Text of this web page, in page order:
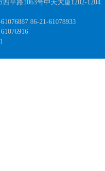
平路1063号中天大厦1202-1204
86-21-61078933